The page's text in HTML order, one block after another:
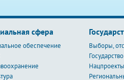
сфера
обеспечение
Выборы,
Нацпроекты